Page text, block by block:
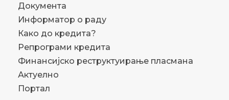
Документа
Информатор о раду
Како до кредита?
Репрограми кредита
Финансијско реструктуирање пласмана
Актуелно
Портал